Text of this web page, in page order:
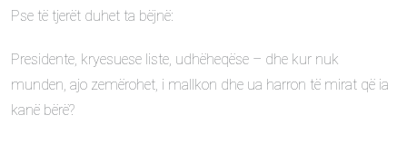
Pse të tjerët duhet ta bëjnë:
Presidente, kryesuese liste, udhëheqëse – dhe kur nuk
munden, ajo zemërohet, i mallkon dhe ua harron të mirat që ia
kanë bërë?